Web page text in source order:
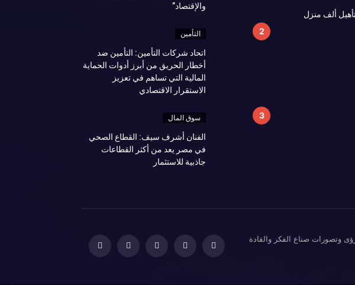
ألف منزل
والإقتصاد”
التأمين
اتحاد شركات التأمين: التأمين ضد
أخطار الحريق من أبرز أدوات الحماية
المالية التي تساهم في تعزيز
الاستقرار الاقتصادي
سوق المال
الفنان أشرف سيف: القطاع الصحي
في مصر يعد من أكثر القطاعات
جاذبية للاستثمار
وتصورات صناع الفكر والقادة